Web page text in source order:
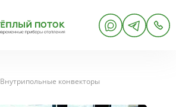
Внутрипольные конвекторы